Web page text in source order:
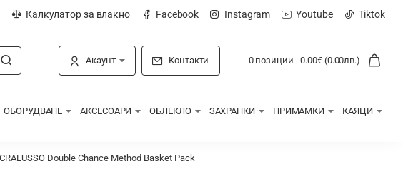
Калкулатор за влакно Facebook Instagram Youtube Tiktok
Акаунт Контакти 0 позиции - 0.00€ (0.00лв.)
ОБОРУДВАНЕ АКСЕСОАРИ ОБЛЕКЛО ЗАХРАНКИ ПРИМАМКИ КАЯЦИ
Double Chance Method Basket Pack